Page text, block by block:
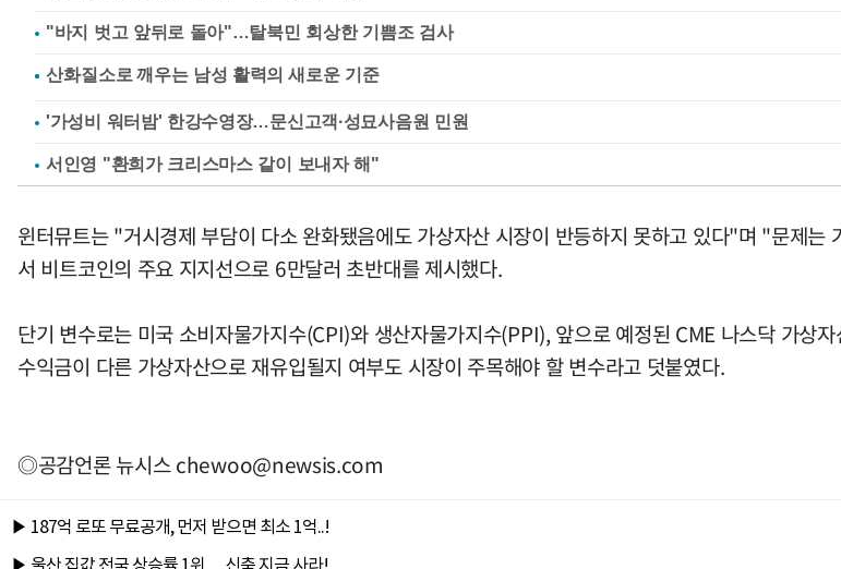
"바지 벗고 앞뒤로 돌아"…탈북민 회상한 기쁨조 검사
'가성비 워터밤' 한강수영장…문신고객·성묘사음원 민원
서인영 "환희가 크리스마스 같이 보내자 해"
윈터뮤트는 "거시경제 부담이 다소 완화됐음에도 가상자산 시장이 반등하지 못하고 있다"며 "문제
서 비트코인의 주요 지지선으로 6만달러 초반대를 제시했다.
단기 변수로는 미국 소비자물가지수(CPI)와 생산자물가지수(PPI), 앞으로 예정된 CME 나스닥 가상
수익금이 다른 가상자산으로 재유입될지 여부도 시장이 주목해야 할 변수라고 덧붙였다.
◎공감언론 뉴시스chewoo@newsis.com